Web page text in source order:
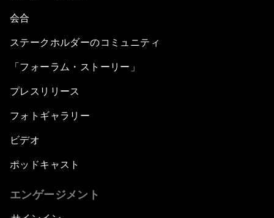
会合
ステークホルダーのコミュニティ
「フォーラム・ストーリー」
プレスリリース
フォトギャラリー
ビデオ
ポッドキャスト
エンゲージメント